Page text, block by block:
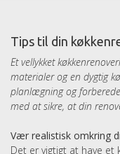
Tips til din
Et vellykket
materialer og en dygtig
planlægning og
med at sikre, at din
Vær realistisk omkring
Det er vigtigt at have